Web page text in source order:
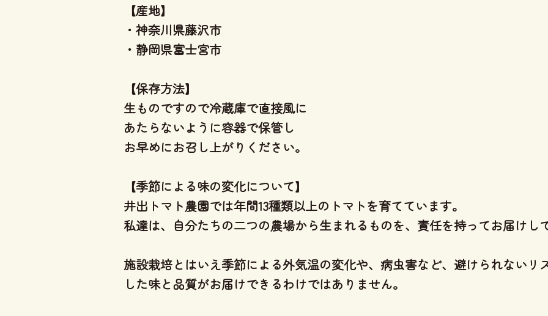
【産地】
・神奈川県藤沢市
・静岡県富士宮市
【保存方法】
生ものですので冷蔵庫で直接風に
あたらないように容器で保管し
お早めにお召し上がりください。
【季節による味の変化について】
井出トマト農園では年間13種類以上のトマトを育てています。
私達は、自分たちの二つの農場から生まれるものを、責任を持ってお届けし
施設栽培とはいえ季節による外気温の変化や、病虫害など、避けられないリ
した味と品質がお届けできるわけではありません。